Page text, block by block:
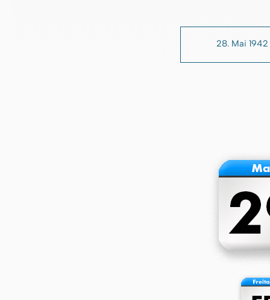
28. Mai 1942